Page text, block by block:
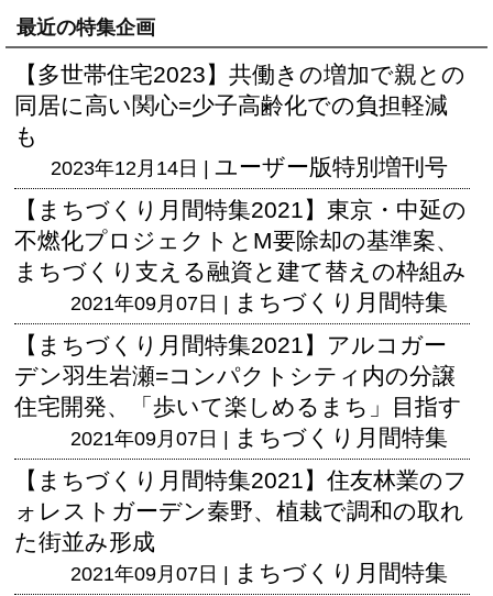
最近の特集企画
【多世帯住宅2023】共働きの増加で親との
同居に高い関心=少子高齢化での負担軽減
も
2023年12月14日 | ユーザー版特別増刊号
【まちづくり月間特集2021】東京・中延の
不燃化プロジェクトとM要除却の基準案、
まちづくり支える融資と建て替えの枠組み
2021年09月07日 | まちづくり月間特集
【まちづくり月間特集2021】アルコガー
デン羽生岩瀬=コンパクトシティ内の分譲
住宅開発、「歩いて楽しめるまち」目指す
2021年09月07日 | まちづくり月間特集
【まちづくり月間特集2021】住友林業のフ
ォレストガーデン秦野、植栽で調和の取れ
た街並み形成
2021年09月07日 | まちづくり月間特集